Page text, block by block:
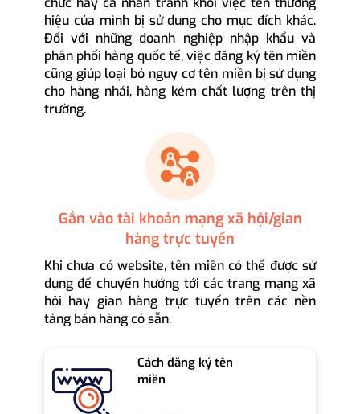
hiệu của mình bị sử dụng cho mục đích khác.
Đối với những doanh nghiệp nhập khẩu và
phân phối hàng quốc tế, việc đăng ký tên miền
cũng giúp loại bỏ nguy cơ tên miền bị sử dụng
cho hàng nhái, hàng kém chất lượng trên thị
trường.
Gắn vào tài khoản mạng xã hội/gian
hàng trực tuyến
Khi chưa có website, tên miền có thể được sử
dụng để chuyển hướng tới các trang mạng xã
hội hay gian hàng trực tuyến trên các nền
tảng bán hàng có sẵn.
Cách đăng ký tên
miền